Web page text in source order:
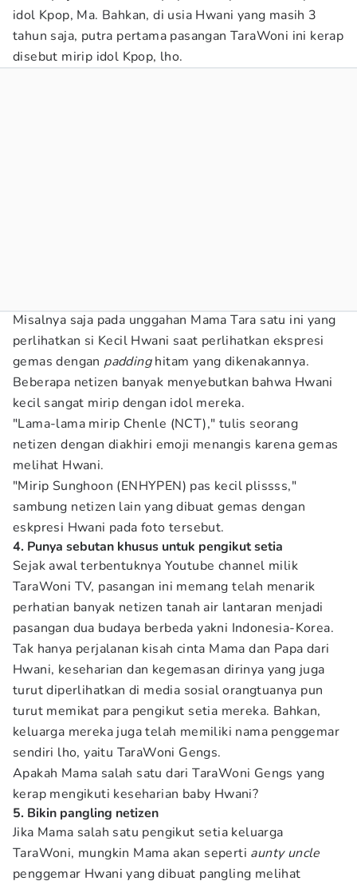
idol Kpop, Ma. Bahkan, di usia Hwani yang masih 3
tahun saja, putra pertama pasangan TaraWoni ini kerap
disebut mirip idol Kpop, lho.
Misalnya saja pada unggahan Mama Tara satu ini yang
perlihatkan si Kecil Hwani saat perlihatkan ekspresi
gemas dengan paddinghitam yang dikenakannya.
Beberapa netizen banyak menyebutkan bahwa Hwani
kecil sangat mirip dengan idol mereka.
"Lama-lama mirip Chenle (NCT)," tulis seorang
netizen dengan diakhiri emoji menangis karena gemas
melihat Hwani.
"Mirip Sunghoon (ENHYPEN) pas kecil plissss,"
sambung netizen lain yang dibuat gemas dengan
eskpresi Hwani pada foto tersebut.
4. Punya sebutan khusus untuk pengikut setia
Sejak awal terbentuknya Youtube channel milik
TaraWoni TV, pasangan ini memang telah menarik
perhatian banyak netizen tanah air lantaran menjadi
pasangan dua budaya berbeda yakni Indonesia-Korea.
Tak hanya perjalanan kisah cinta Mama dan Papa dari
Hwani, keseharian dan kegemasan dirinya yang juga
turut diperlihatkan di media sosial orangtuanya pun
turut memikat para pengikut setia mereka. Bahkan,
keluarga mereka juga telah memiliki nama penggemar
sendiri lho, yaitu TaraWoni Gengs.
Apakah Mama salah satu dari TaraWoni Gengs yang
kerap mengikuti keseharian baby Hwani?
5. Bikin pangling netizen
Jika Mama salah satu pengikut setia keluarga
TaraWoni, mungkin Mama akan seperti aunty uncle
penggemar Hwani yang dibuat pangling melihat